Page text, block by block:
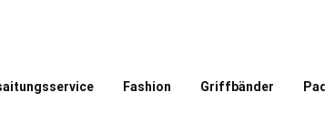
Fashion Griffbänder